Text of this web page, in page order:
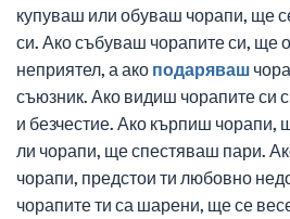
купуваш или обуваш чорапи, ще
си. Ако събуваш чорапите си, ще
неприятел, а ако подаряваш
съюзник. Ако видиш чорапите си
и безчестие. Ако кърпиш
ли чорапи, ще спестяваш пари.
чорапи, предстои ти любовно
чорапите ти са шарени, ще се